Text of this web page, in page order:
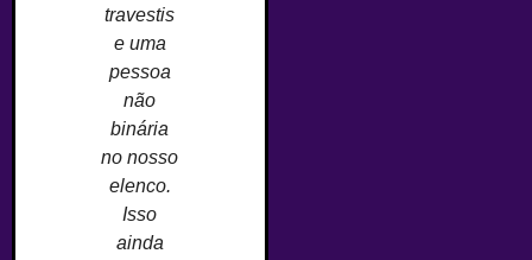
travestis
e uma
pessoa
não
binária
no nosso
elenco.
Isso
ainda